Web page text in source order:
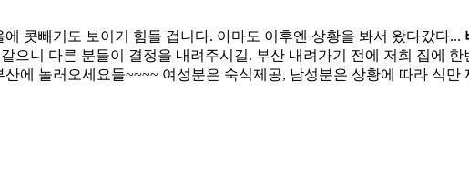
콧빼기도 보이기 힘들 겁니다. 아마도 이후엔 상황을 봐서 왔다갔다...
으니 다른 분들이 결정을 내려주시길. 부산 내려가기 전에 저희 집에
에 놀러오세요들~~~~ 여성분은 숙식제공, 남성분은 상황에 따라 식만